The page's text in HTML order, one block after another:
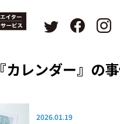
『カレンダー』の
2026.01.19